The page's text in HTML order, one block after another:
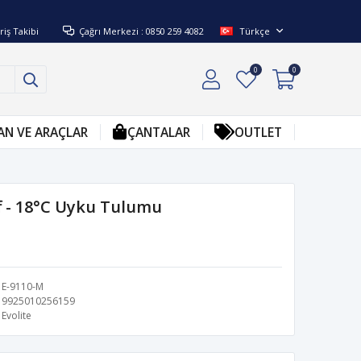
Takibi Çağrı Merkezi : 0850 259 4082 Türkçe
0 0
VE ARAÇLAR ÇANTALAR OUTLET
18°C Uyku Tulumu
E-9110-M
9925010256159
Evolite